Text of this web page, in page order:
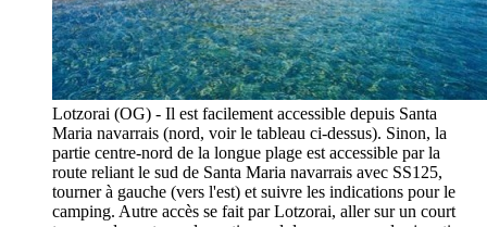
Lotzorai (OG) - Il est facilement accessible depuis Santa
Maria navarrais (nord, voir le tableau ci-dessus). Sinon, la
partie centre-nord de la longue plage est accessible par la
route reliant le sud de Santa Maria navarrais avec SS125,
tourner à gauche (vers l'est) et suivre les indications pour le
camping. Autre accès se fait par Lotzorai, aller sur un court